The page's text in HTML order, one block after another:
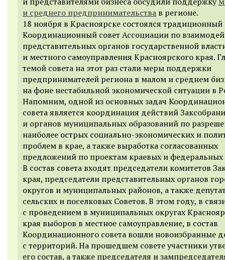
и среднего предпринимательства в регионе.
18 ноября в Красноярске состоялся традиционный
Координационный совет Ассоциации по
представительных органов государственной
и местного самоуправления Красноярского края.
темой совета на этот раз стали меры поддержки
предпринимателей региона в малом и среднем
на фоне нестабильной экономической ситуации в
Напомним, одной из основных задач
совета является координация действий
и органов муниципальных образований по
наиболее острых социально-экономических и
проблем в крае, а также выработка согласованных
предложений по проектам краевых и федеральных
В состав совета входят председатели комитетов
края, председатели представительных органов
округов и муниципальных районов, а также
сельских и поселковых Советов.В этом году, в
с проведением в муниципальных округах
края выборов в местное самоуправление, в состав
Координационного совета вошли новоизбранные
с территорий. На прошедшем совете участники
его состав, а также председателя и